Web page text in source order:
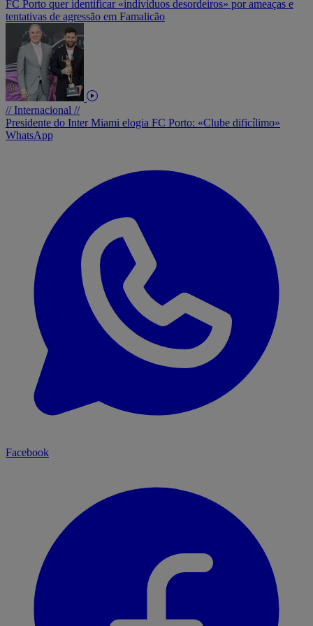
FC Porto quer identificar «indivíduos desordeiros» por ameaças e
tentativas de agressão em Famalicão
// Internacional //
Presidente do Inter Miami elogia FC Porto: «Clube dificílimo»
WhatsApp
Facebook